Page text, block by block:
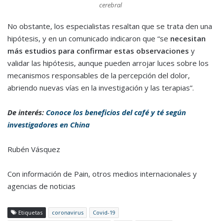
cerebral
No obstante, los especialistas resaltan que se trata den una
hipótesis, y en un comunicado indicaron que “se necesitan
más estudios para confirmar estas observaciones y
validar las hipótesis, aunque pueden arrojar luces sobre los
mecanismos responsables de la percepción del dolor,
abriendo nuevas vías en la investigación y las terapias”.
De interés: Conoce los beneficios del café y té según
investigadores en China
Rubén Vásquez
Con información de Pain, otros medios internacionales y
agencias de noticias
Etiquetas coronavirus
Covid-19